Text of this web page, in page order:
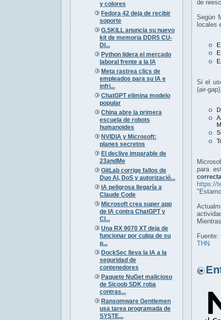
y colores
Fedora 42 deja de recibir
soporte
G.SKILL anuncia su nuevo
kit de memoria DDR5 CU-
DI...
Python lidera el mercado
laboral frente a la IA
Meta rastrea clics de
empleados para su IA e
infri...
ChatGPT elimina modelo
popular
China abre la primera
escuela de robots
humanoides
NVIDIA y Microsoft:
planes secretos
El declive imparable de
23andMe
GitLab corrige fallos de
Duo AI, DoS y autorizació...
IA peligrosa llegaría a
Claude Code
Microsoft crea super app
de IA contra ChatGPT y
Cl...
Una RX 9070 XT deja de
funcionar por culpa de su
p...
DockSec lleva la IA a la
seguridad de
contenedores
Paquete NuGet malicioso
de Sicoob SDK roba
contras...
Ransomware Gentlemen
usa tarea programada de
SYSTE...
de
Según
locales
Si el
(air-
para
https://
Fuente:
THN